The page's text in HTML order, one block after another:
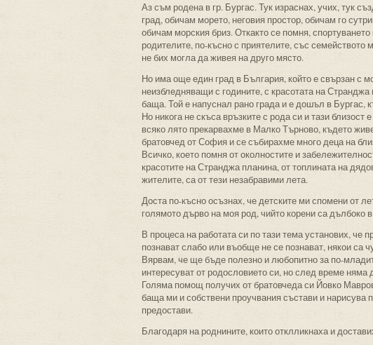
Аз съм родена в гр. Бургас. Тук израснах, учих, тук
град, обичам морето, неговия простор, обичам го
обичам морския бриз. Откакто се помня,
родителите, по-късно с приятелите, със
не бих могла да живея на друго място.
Но има още един град в България, който е свързан с
неизбледняващи с годините, с красотата на
баща. Той е напуснал рано града и е дошъл в Бургас,
Но никога не скъса връзките с рода си и тази
всяко лято прекарвахме в Малко Търново, където
братовчед от София и се събирахме много деца на
Всичко, което помня от околностите и
красотите на Странджа планина, от топлината на
жителите, са от тези незабравими лета.
Доста по-късно осъзнах, че детските ми спомени от
голямото дърво на моя род, чийто корени са дълбоко
В процеса на работата си по тази тема установих, че
познават слабо или въобще не се познават, някои са
Вярвам, че ще бъде полезно и любопитно за по-
интересуват от родословието си, но след време няма
Голяма помощ получих от братовчеда си Йовко
баща ми и собствени проучвания състави и нарисува
предостави.
Благодаря на роднините, които отклликнаха и